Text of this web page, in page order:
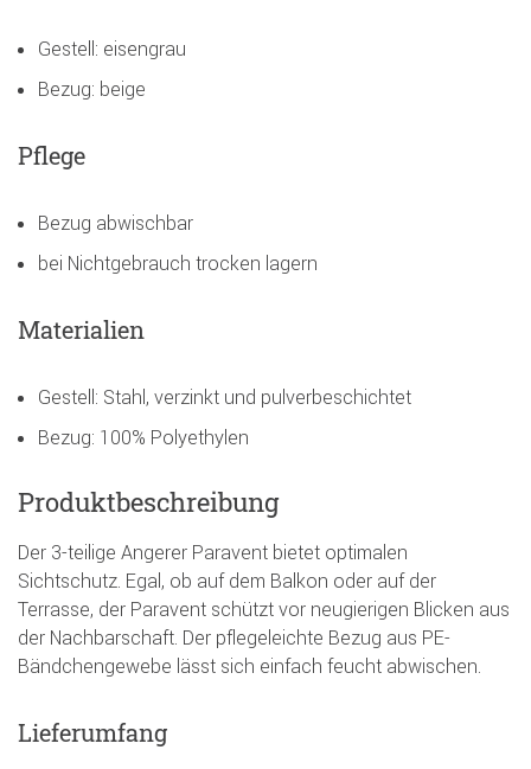
Gestell: eisengrau
Bezug: beige
Pflege
Bezug abwischbar
bei Nichtgebrauch trocken lagern
Materialien
Gestell: Stahl, verzinkt und pulverbeschichtet
Bezug: 100% Polyethylen
Produktbeschreibung
Der 3-teilige Angerer Paravent bietet optimalen
Sichtschutz. Egal, ob auf dem Balkon oder auf der
Terrasse, der Paravent schützt vor neugierigen Blicken aus
der Nachbarschaft. Der pflegeleichte Bezug aus PE-
Bändchengewebe lässt sich einfach feucht abwischen.
Lieferumfang